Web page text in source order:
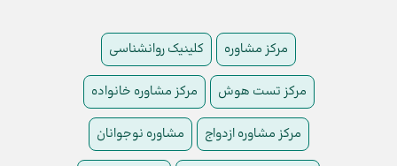
مرکز مشاوره کلینیک روانشناسی
مرکز تست هوش مرکز مشاوره خانواده
مرکز مشاوره ازدواج مشاوره نوجوانان